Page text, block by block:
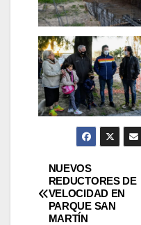
de
NUEVOS
REDUCTORES DE
VELOCIDAD EN
PARQUE SAN
MARTÍN